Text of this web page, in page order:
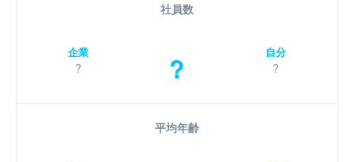
社員数
企業
? ? 自分
?
平均年齢